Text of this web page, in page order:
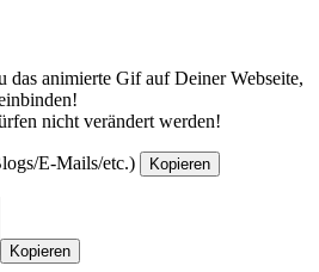
das animierte Gif auf Deiner Webseite,
nicht verändert werden!
E-Mails/etc.) Kopieren
Kopieren